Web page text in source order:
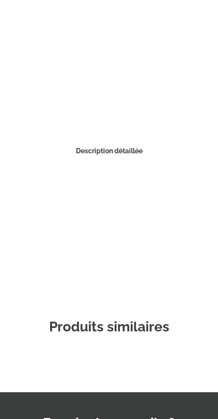
Description détaillée
Produits similaires